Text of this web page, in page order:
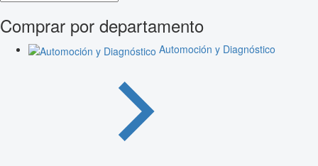
Comprar por departamento
Automoción y Diagnóstico